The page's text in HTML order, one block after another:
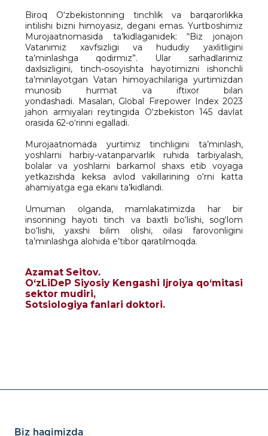
Biroq O‘zbekistonning tinchlik va barqarorlikka
intilishi bizni himoyasiz, degani emas. Yurtboshimiz
Murojaatnomasida ta’kidlaganidek: “Biz jonajon
Vatanimiz xavfsizligi va hududiy yaxlitligini
ta’minlashga qodirmiz”. Ular sarhadlarimiz
daxlsizligini, tinch-osoyishta hayotimizni ishonchli
ta’minlayotgan Vatan himoyachilariga yurtimizdan
munosib hurmat va iftixor bilan
yondashadi. Masalan, Global Firepower Index 2023
jahon armiyalari reytingida O‘zbekiston 145 davlat
orasida 62-o‘rinni egalladi.
Murojaatnomada yurtimiz tinchligini ta’minlash,
yoshlarni harbiy-vatanparvarlik ruhida tarbiyalash,
bolalar va yoshlarni barkamol shaxs etib voyaga
yetkazishda keksa avlod vakillarining o‘rni katta
ahamiyatga ega ekani ta’kidlandi.
Umuman olganda, mamlakatimizda har bir
insonning hayoti tinch va baxtli bo‘lishi, sog‘lom
bo‘lishi, yaxshi bilim olishi, oilasi farovonligini
ta’minlashga alohida e’tibor qaratilmoqda.
Azamat Seitov.
O‘zLiDeP Siyosiy Kengashi Ijroiya qo‘mitasi
sektor mudiri,
Sotsiologiya fanlari doktori.
Biz haqimizda